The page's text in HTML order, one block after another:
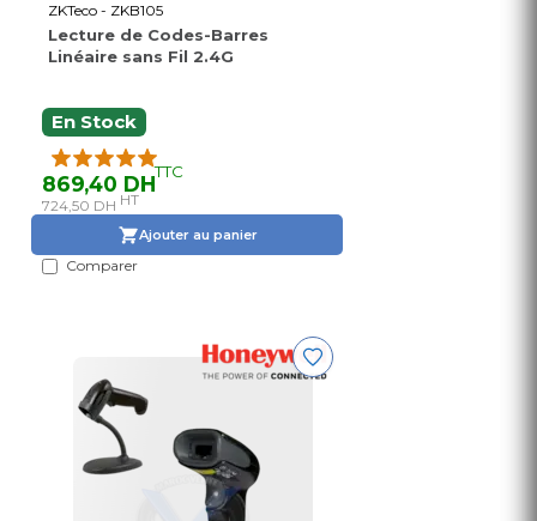
ZKTeco - ZKB105
Lecture de Codes-Barres
Linéaire sans Fil 2.4G
En Stock
869,40 DHTTC
724,50 DH HT
Ajouter au panier
Comparer